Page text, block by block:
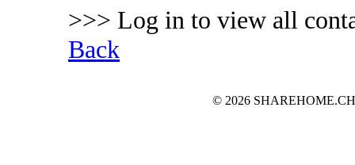
>>> Log in to view all
Back
© 2026